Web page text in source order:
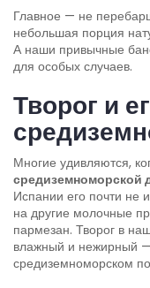
Главное — не
небольшая порция
А наши привычные
для особых случаев.
Творог и
Многие удивляются,
средиземноморской
Испании его почти не
на другие молочные
пармезан. Творог в
влажный и нежирный —
средиземноморском